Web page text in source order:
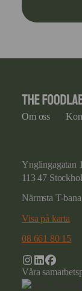
Om oss
Ynglingagatan
113 47
Närmsta T-
Visa på karta
08 661 80 15
Våra